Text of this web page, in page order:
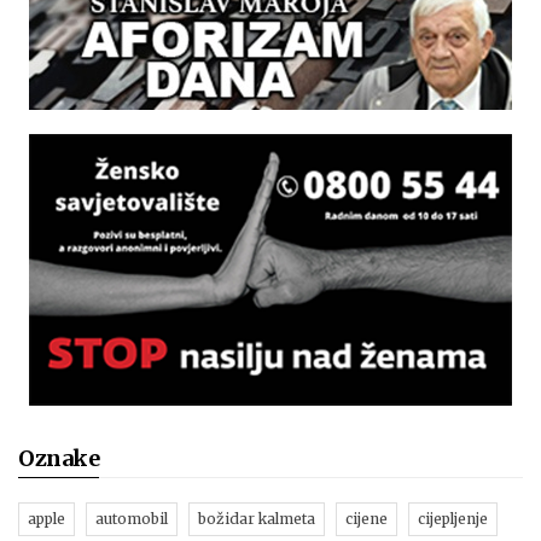
Oznake
apple automobil božidar kalmeta cijene cijepljenje